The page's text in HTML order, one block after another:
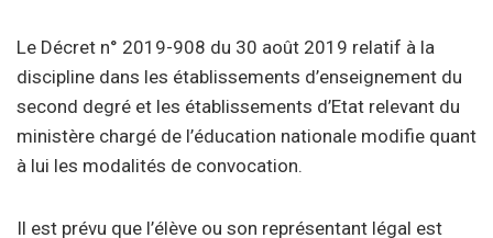
Le Décret n° 2019-908 du 30 août 2019 relatif à la
discipline dans les établissements d’enseignement du
second degré et les établissements d’Etat relevant du
ministère chargé de l’éducation nationale modifie quant
à lui les modalités de convocation.
Il est prévu que l’élève ou son représentant légal est